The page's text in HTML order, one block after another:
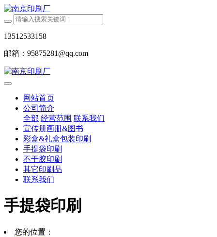
13512533158
邮箱：95875281@qq.com
网站首页
公司简介
全部 经营范围 联系我们
宣传册画册&图书
彩盒&礼盒包装印刷
手提袋印刷
不干胶印刷
其它印刷品
联系我们
手提袋印刷
您的位置：